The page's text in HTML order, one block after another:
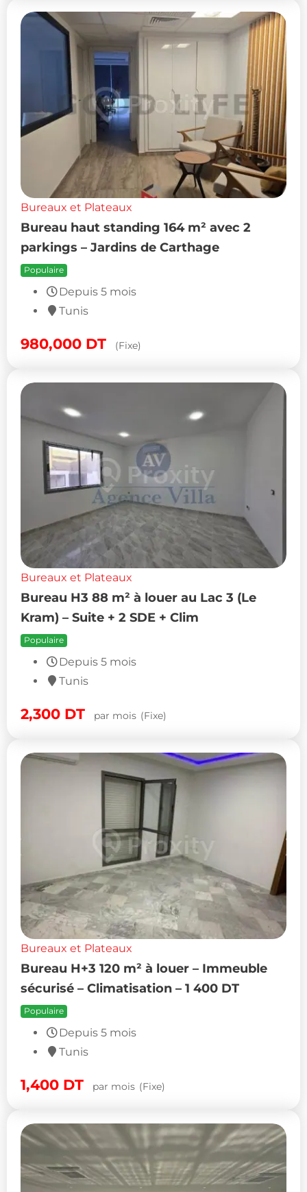
Bureaux et Plateaux
Bureau haut standing 164 m² avec 2
parkings – Jardins de Carthage
Populaire
Depuis 5 mois
Tunis
980,000 DT (Fixe)
Bureaux et Plateaux
Bureau H3 88 m² à louer au Lac 3 (Le
Kram) – Suite + 2 SDE + Clim
Populaire
Depuis 5 mois
Tunis
2,300 DT par mois (Fixe)
Bureaux et Plateaux
Bureau H+3 120 m² à louer – Immeuble
sécurisé – Climatisation – 1 400 DT
Populaire
Depuis 5 mois
Tunis
1,400 DT par mois (Fixe)